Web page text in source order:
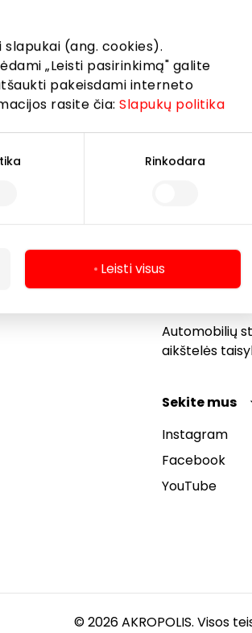
(ang. cookies).
„Leisti pasirinkimą" galite
pakeisdami interneto
rasite čia:Slapukų politika
Rinkodara
Leisti visus
Teisinė
Prekybos
Privatumo
Dovanų
bendrosios
Pranešėjų
Automobilių
aikštelės
Sekite mus
Instagram
Facebook
YouTube
© 2026 AKROPOLIS. Visos